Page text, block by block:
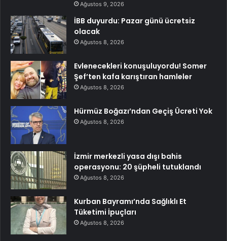
Ağustos 9, 2026
İBB duyurdu: Pazar günü ücretsiz
olacak
Ağustos 8, 2026
Evlenecekleri konuşuluyordu! Somer
Şef’ten kafa karıştıran hamleler
Ağustos 8, 2026
Hürmüz Boğazı’ndan Geçiş Ücreti Yok
Ağustos 8, 2026
İzmir merkezli yasa dışı bahis
operasyonu: 20 şüpheli tutuklandı
Ağustos 8, 2026
Kurban Bayramı’nda Sağlıklı Et
Tüketimi İpuçları
Ağustos 8, 2026